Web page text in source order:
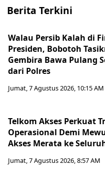
Berita Terkini
Walau Persib Kalah di
Presiden, Bobotoh
Gembira Bawa Pulang
dari Polres
Jumat, 7 Agustus 2026, 10:15 AM
Telkom Akses Perkuat
Operasional Demi
Akses Merata ke
Jumat, 7 Agustus 2026, 8:57 AM